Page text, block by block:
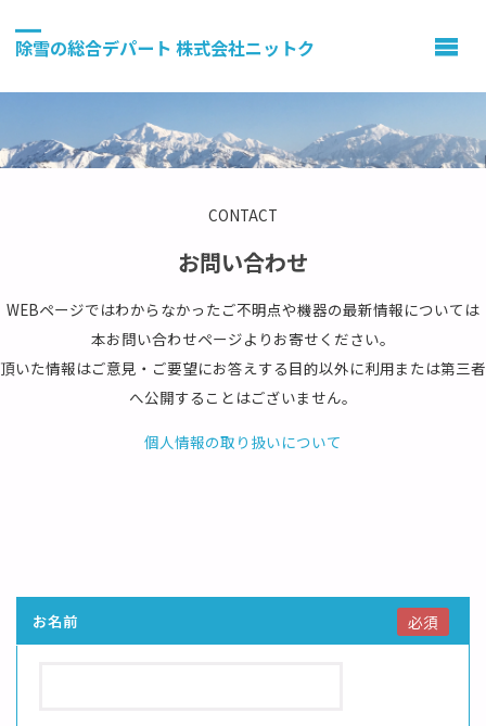
除雪の総合デパート 株式会社ニットク
CONTACT
お問い合わせ
WEBページではわからなかったご不明点や機器の最新情報については
本お問い合わせページよりお寄せください。
頂いた情報はご意見・ご要望にお答えする目的以外に利用または第三者
へ公開することはございません。
個人情報の取り扱いについて
必須
お名前